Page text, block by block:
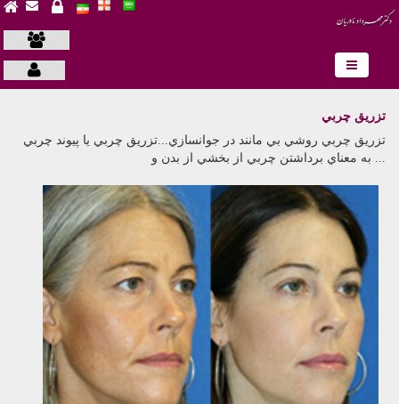
تزريق چربي
تزريق چربي روشي بي مانند در جوانسازي...تزريق چربي يا پيوند چربي
به معناي برداشتن چربي از بخشي از بدن و ...
al -Kaliteli Takip�i Satın Al Instagram